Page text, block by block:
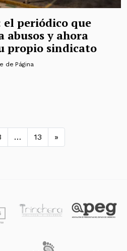
el periódico que
abusos y ahora
propio sindicato
de Página
de entradas
… 13 »